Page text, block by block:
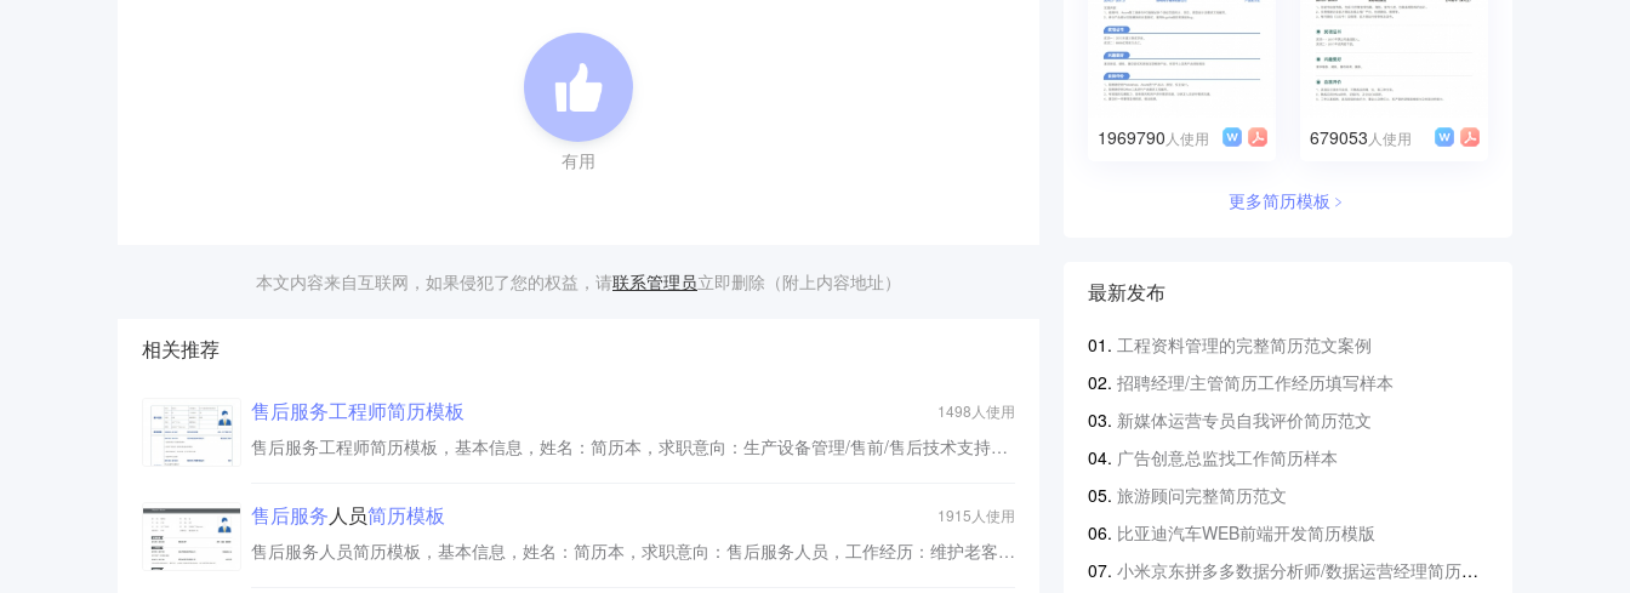
有用
本文内容来自互联网，如果侵犯了您的权益，请联系管理员立即删除（附上内容地址）
相关推荐
售后服务工程师简历模板
售后服务工程师简历模板，基本信息，姓名：简历本，求职意向：生产设备管理/售前/售后技术支持工程师/半导体技术，工作经历：1.主要负责公司设备安装调试2.与客户的沟通，妥善处理设备异常情况。3.异常设备分析，及时处理，给予反馈并改善4.设备PM以及指导...
1498人使用
售后服务人员简历模板
售后服务人员简历模板，基本信息，姓名：简历本，求职意向：售后服务人员，工作经历：维护老客户保单整理理赔...
1915人使用
1969790 人使用 679053 人使用
更多简历模板﹥
最新发布
工程资料管理的完整简历范文案例
招聘经理/主管简历工作经历填写样本
新媒体运营专员自我评价简历范文
广告创意总监找工作简历样本
旅游顾问完整简历范文
比亚迪汽车WEB前端开发简历模版
小米京东拼多多数据分析师/数据运营经理简历模版